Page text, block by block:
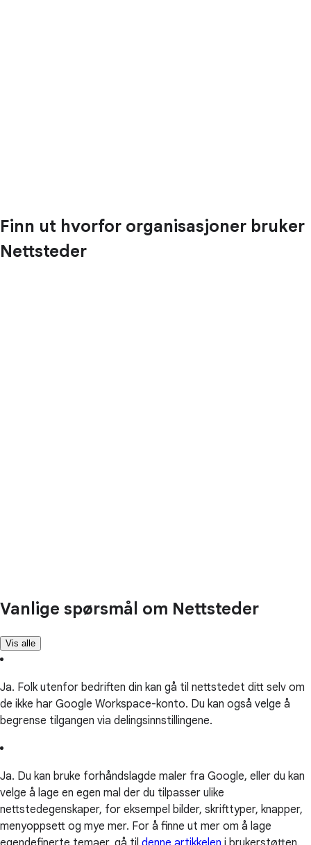
Finn ut hvorfor organisasjoner bruker
Nettsteder
Vanlige spørsmål om Nettsteder
Vis alle
Ja. Folk utenfor bedriften din kan gå til nettstedet ditt selv om
de ikke har Google Workspace-konto. Du kan også velge å
begrense tilgangen via delingsinnstillingene.
Ja. Du kan bruke forhåndslagde maler fra Google, eller du kan
velge å lage en egen mal der du tilpasser ulike
nettstedegenskaper, for eksempel bilder, skrifttyper, knapper,
menyoppsett og mye mer. For å finne ut mer om å lage